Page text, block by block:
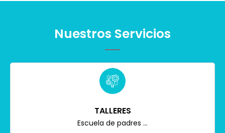
Nuestros Servicios
TALLERES
Escuela de padres ...